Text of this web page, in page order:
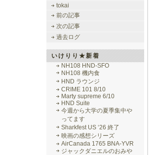
tokai
前の記事
次の記事
過去ログ
いけりり★新着
NH108 HND-SFO
NH108 機内食
HND ラウンジ
CRIME 101 8/10
Marty supreme 6/10
HND Suite
今週から大学の夏季集中や
ってます
Sharkfest US ‘26 終了
映画の感想シリーズ
AirCanada 1765 BNA-YVR
ジャックダニエルのおみや